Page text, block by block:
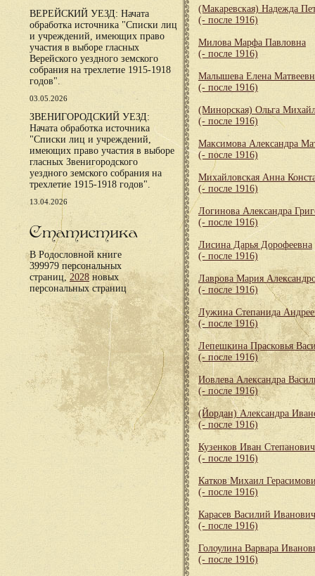
ВЕРЕЙСКИЙ УЕЗД: Начата
обработка источника "Списки лиц
и учреждений, имеющих право
участия в выборе гласных
Верейского уездного земского
собрания на трехлетие 1915-1918
годов".
03.05.2026
ЗВЕНИГОРОДСКИЙ УЕЗД:
Начата обработка источника
"Списки лиц и учреждений,
имеющих право участия в выборе
гласных Звенигородского
уездного земского собрания на
трехлетие 1915-1918 годов".
13.04.2026
Статистика
В Родословной книге
399979 персональных
страниц,2028 новых
персональных страниц
(Макаревская) Надежда
(- после 1916)
Милова Марфа Павловна
(- после 1916)
Малышева Елена
(- после 1916)
(Минорская) Ольга
(- после 1916)
Максимова Александра
(- после 1916)
Михайловская Анна
(- после 1916)
Логинова Александра
(- после 1916)
Лисина Дарья Дорофеевна
(- после 1916)
Лаврова Мария
(- после 1916)
Лужина Степанида
(- после 1916)
Лепешкина Прасковья
(- после 1916)
Иовлева Александра
(- после 1916)
(Йордан) Александра
(- после 1916)
Кузенков Иван Степанович
(- после 1916)
Катков Михаил
(- после 1916)
Карасев Василий Иванович
(- после 1916)
Голоулина Варвара
(- после 1916)